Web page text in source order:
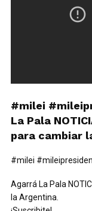
#milei
La Pala
para cambiar
#milei
Agarrá La Pala
la Argentina.